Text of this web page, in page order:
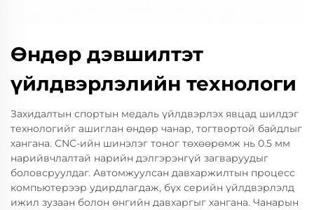
Өндөр дэвшилтэт
үйлдвэрлэлийн технологи
Захидалтын спортын медаль үйлдвэрлэх явцад шилдэг
технологийг ашиглан өндөр чанар, тогтвортой байдлыг
хангана. CNC-ийн шинэлэг тоног төхөөрөмж нь 0.5 мм
нарийвчлалтай нарийн дэлгэрэнгүй загваруудыг
боловсруулдаг. Автомжуулсан давхаржилтын процесс
компьютерээр удирдлагдаж, бүх серийн үйлдвэрлэлд
ижил зузаан болон өнгийн давхаргыг хангана. Чанарын